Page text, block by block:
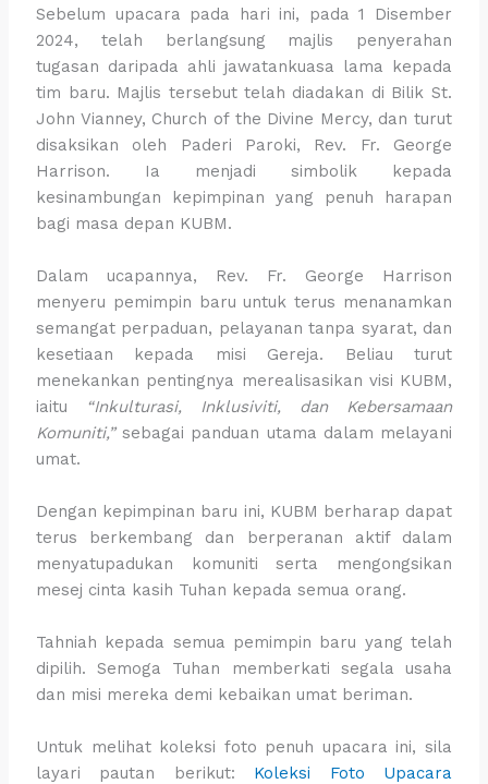
Sebelum upacara pada hari ini, pada 1 Disember
2024, telah berlangsung majlis penyerahan
tugasan daripada ahli jawatankuasa lama kepada
tim baru. Majlis tersebut telah diadakan di Bilik St.
John Vianney, Church of the Divine Mercy, dan turut
disaksikan oleh Paderi Paroki, Rev. Fr. George
Harrison. Ia menjadi simbolik kepada
kesinambungan kepimpinan yang penuh harapan
bagi masa depan KUBM.
Dalam ucapannya, Rev. Fr. George Harrison
menyeru pemimpin baru untuk terus menanamkan
semangat perpaduan, pelayanan tanpa syarat, dan
kesetiaan kepada misi Gereja. Beliau turut
menekankan pentingnya merealisasikan visi KUBM,
iaitu
“Inkulturasi, Inklusiviti, dan Kebersamaan
Komuniti,”sebagai panduan utama dalam melayani
umat.
Dengan kepimpinan baru ini, KUBM berharap dapat
terus berkembang dan berperanan aktif dalam
menyatupadukan komuniti serta mengongsikan
mesej cinta kasih Tuhan kepada semua orang.
Tahniah kepada semua pemimpin baru yang telah
dipilih. Semoga Tuhan memberkati segala usaha
dan misi mereka demi kebaikan umat beriman.
Untuk melihat koleksi foto penuh upacara ini, sila
layari pautan berikut: Koleksi Foto Upacara